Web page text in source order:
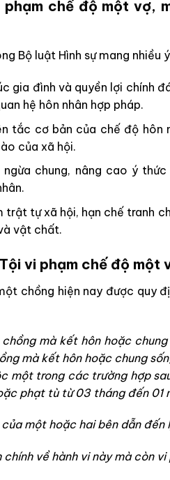
chế độ một vợ,
Bộ luật Hình sự mang nhiều
gia đình và quyền lợi chính
hệ hôn nhân hợp pháp.
tắc cơ bản của chế độ hôn
của xã hội.
ngừa chung, nâng cao ý
trật tự xã hội, hạn chế tranh
vật chất.
vi phạm chế độ một
chồng hiện nay được quy
mà kết hôn hoặc
mà kết hôn hoặc chung
một trong các trường hợp
phạt tù từ 03 tháng đến 01
một hoặc hai bên dẫn đến
về hành vi này mà còn vi